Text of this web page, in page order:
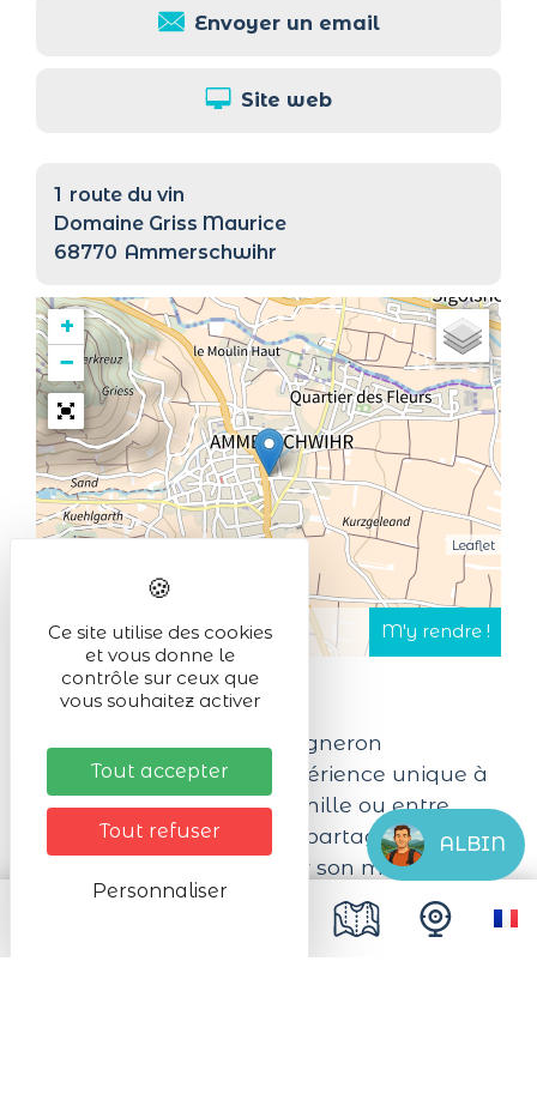
Envoyer un email
Site web
1 route du vin
Domaine Griss Maurice
68770 Ammerschwihr
+
−
Leaflet
Le pique-nique chez le vigneron
indépendant est une expérience unique à
vivre et à partager en famille ou entre
amis. Venez découvrir et partager la
passion du vigneron pour son métier et
pour ses vins.
ALBIN
Ce site utilise des cookies
et vous donne le
contrôle sur ceux que
vous souhaitez activer
Tout accepter
Tout refuser
Personnaliser